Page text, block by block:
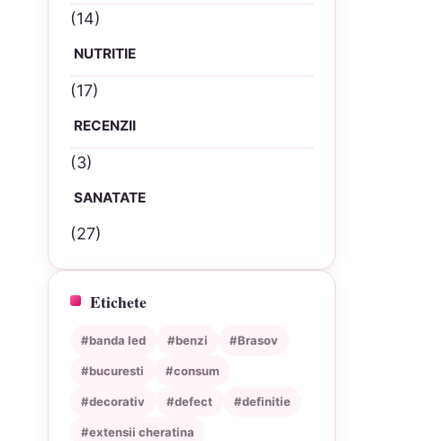
(14)
NUTRITIE
(17)
RECENZII
(3)
SANATATE
(27)
Etichete
#banda led #benzi #Brasov
#bucuresti #consum
#decorativ #defect #definitie
#extensii cheratina